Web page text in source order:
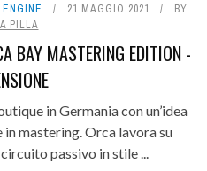
21 MAGGIO 2021
BY
PILLA
BAY MASTERING EDITION -
in Germania con un’idea
in mastering. Orca lavora su
passivo in stile ...